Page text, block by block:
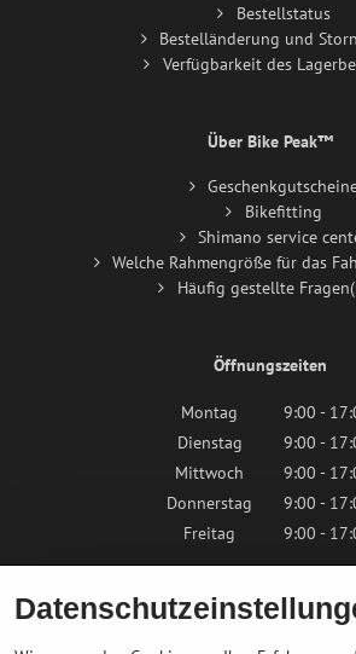
Bestellstatus
Bestelländerung und
Verfügbarkeit des
Über Bike Peak™
Bikefitting
Shimano service
Welche Rahmengröße für das
Häufig gestellte
Öffnungszeiten
Montag
9:00 -
Dienstag
9:00 -
Mittwoch
9:00 -
Donnerstag
9:00 -
Freitag
9:00 -
Samstag
9:00 -
Sonntag